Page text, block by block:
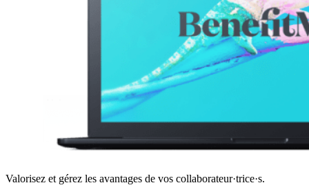
Valorisez et gérez les avantages de vos collaborateur·trice·s.